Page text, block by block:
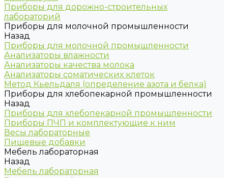
Приборы для дорожно-строительных
лабораторий
Приборы для молочной промышленности
Назад
Приборы для молочной промышленности
Анализаторы влажности
Анализаторы качества молока
Анализаторы соматических клеток
Метод Кьельдаля (определение азота и белка)
Приборы для хлебопекарной промышленности
Назад
Приборы для хлебопекарной промышленности
Приборы ПЧП и комплектующие к ним
Весы лабораторные
Пищевые добавки
Мебель лабораторная
Назад
Мебель лабораторная